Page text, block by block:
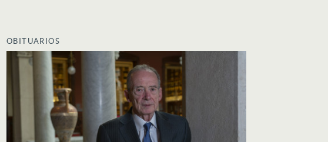
OBITUARIOS